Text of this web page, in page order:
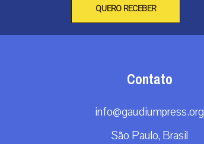
QUERO RECEBER
Contato
info@gaudiumpress.org
São Paulo, Brasil